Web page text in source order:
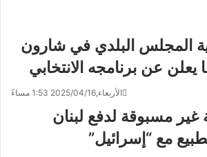
المجلس البلدي في شارون
يعلن عن برنامجه الانتخابي
الأربعاء,2025/04/16 1:53 مساءً
مسبوقة لدفع لبنان
مع “إسرائيل”